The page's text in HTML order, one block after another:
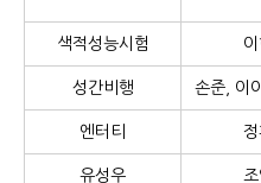
색적성능시험
성간비행 손준, 이
엔터티 정
유성우 조